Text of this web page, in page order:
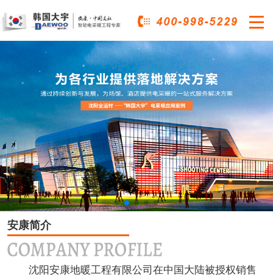

安康简介
沈阳安康地暖工程有限公司在中国大陆被授权销售